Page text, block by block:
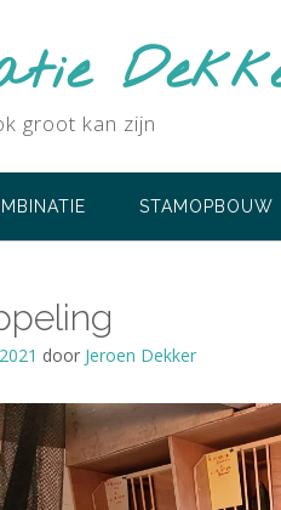
groot kan zijn
STAMOPBOUW
door Jeroen Dekker